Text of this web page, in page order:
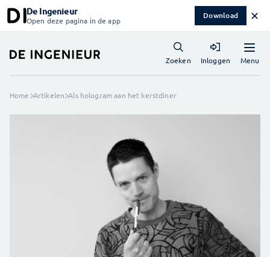
De Ingenieur
Open deze pagina in de app Download ✕
Menu
Zoeken Inloggen
Home Artikelen Als hologram aan het kerstdiner